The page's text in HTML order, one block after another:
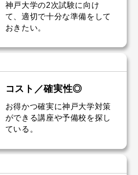
神戸大学の2次試験に向け
て、適切で十分な準備をして
おきたい。
コスト／確実性◎
お得かつ確実に神戸大学対策
ができる講座や予備校を探し
ている。
5
6
5
6